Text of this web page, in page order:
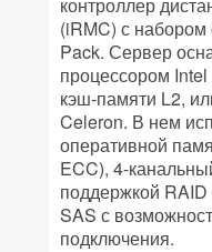
(iRMC) с
Pack. Сервер
процессором
кэш-памяти L2,
Celeron. В нем
оперативной
ECC), 4-
поддержкой RAID
SAS с
подключения.